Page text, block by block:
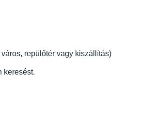
repülőtér vagy kiszállítás)
keresést.